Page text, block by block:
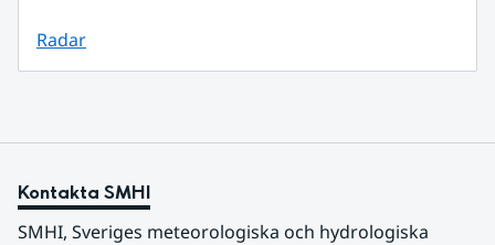
Radar
Kontakta SMHI
SMHI, Sveriges meteorologiska och hydrologiska